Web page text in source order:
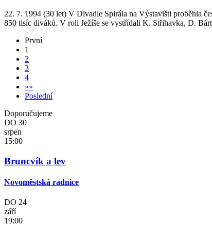
22. 7. 1994 (30 let) V Divadle Spirála na Výstavišti proběhla
850 tisíc diváků. V roli Ježíše se vystřídali K. Střihavka, D.
První
1
2
3
4
»»
Poslední
Doporučujeme
DO 30
srpen
15:00
Bruncvík a lev
Novoměstská radnice
DO 24
září
19:00